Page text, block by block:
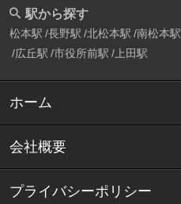
駅から探す
松本駅 長野駅 北松本駅 南松本駅
広丘駅 市役所前駅 上田駅
ホーム
会社概要
プライバシーポリシー